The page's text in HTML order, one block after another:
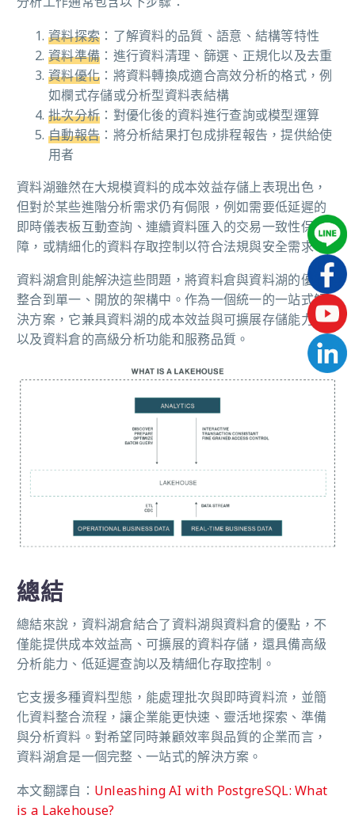
資料探索 ：了解資料的品質、語意、結構等特性
資料準備 ：進行資料清理、篩選、正規化以及去重
資料優化 ：將資料轉換成適合高效分析的格式，例
如欄式存儲或分析型資料表結構
批次分析 ：對優化後的資料進行查詢或模型運算
自動報告 ：將分析結果打包成排程報告，提供給使
用者
資料湖雖然在大規模資料的成本效益存儲上表現出色，
但對於某些進階分析需求仍有侷限，例如需要低延遲的
即時儀表板互動查詢、連續資料匯入的交易一致性保
障，或精細化的資料存取控制以符合法規與安全需求。
資料湖倉則能解決這些問題，將資料倉與資料湖的優點
整合到單一、開放的架構中。作為一個統一的一站式解
決方案，它兼具資料湖的成本效益與可擴展存儲能力，
以及資料倉的高級分析功能和服務品質。
總結
總結來說，資料湖倉結合了資料湖與資料倉的優點，不
僅能提供成本效益高、可擴展的資料存儲，還具備高級
分析能力、低延遲查詢以及精細化存取控制。
它支援多種資料型態，能處理批次與即時資料流，並簡
化資料整合流程，讓企業能更快速、靈活地探索、準備
與分析資料。對希望同時兼顧效率與品質的企業而言，
資料湖倉是一個完整、一站式的解決方案。
本文翻譯自： Unleashing AI with PostgreSQL: What
is a Lakehouse?